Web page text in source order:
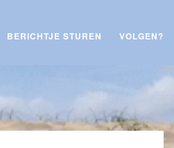
BERICHTJE STUREN VOLGEN?